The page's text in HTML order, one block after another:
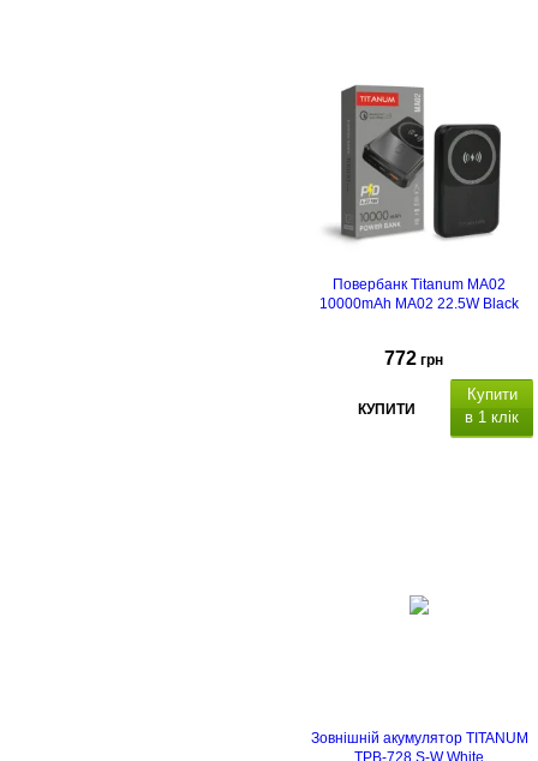
Повербанк Titanum MA02
10000mAh MA02 22.5W Black
772 грн
КУПИТИ
Купити
в 1 клік
Зовнішній акумулятор TITANUM
TPB-728 S-W White